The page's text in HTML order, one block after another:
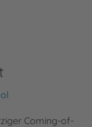
Coming-of-